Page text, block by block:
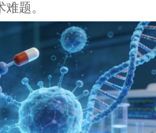
题。